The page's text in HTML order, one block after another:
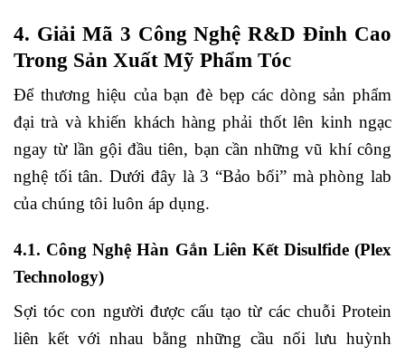
4. Giải Mã 3 Công Nghệ R&D Đỉnh Cao
Trong Sản Xuất Mỹ Phẩm Tóc
Để thương hiệu của bạn đè bẹp các dòng sản phẩm
đại trà và khiến khách hàng phải thốt lên kinh ngạc
ngay từ lần gội đầu tiên, bạn cần những vũ khí công
nghệ tối tân. Dưới đây là 3 “Bảo bối” mà phòng lab
của chúng tôi luôn áp dụng.
4.1. Công Nghệ Hàn Gắn Liên Kết Disulfide (Plex
Technology)
Sợi tóc con người được cấu tạo từ các chuỗi Protein
liên kết với nhau bằng những cầu nối lưu huỳnh